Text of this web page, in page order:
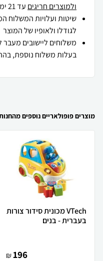
ולמוצרים חריגים עד 21 ימי עסקים .
שיטות ועלויות המשלוח
לגודלו ולאופיו של המוצר
משלוחים ליישובים מעבר
בעלות משלוח נוספת,
מוצרים פופולאריים נוספים
VTech מכונית סידור צורות
בעברית - בנים
196
₪